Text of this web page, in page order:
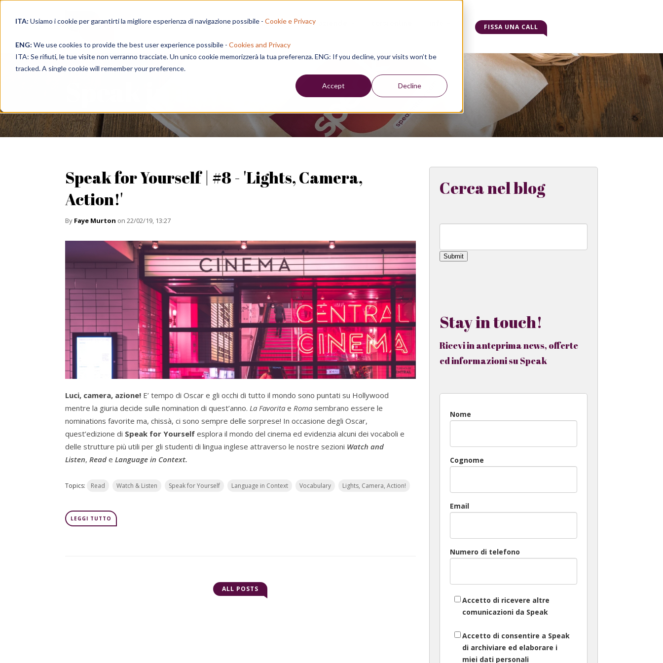
ITA: Usiamo i cookie per garantirti la migliore esperienza di navigazione possibile - Cookie e Privacy
ENG: We use cookies to provide the best user experience possibile - Cookies and Privacy
ITA: Se rifiuti, le tue visite non verranno tracciate. Un unico cookie memorizzerà la tua preferenza. ENG: If you decline, your visits won’t be
tracked. A single cookie will remember your preference.
Accept Decline
full immersion residenziali per aziende FISSA UNA CALL
Speak for Yourself | #8 - 'Lights, Camera,
Action!'
By Faye Murton on 22/02/19, 13:27
Luci, camera, azione! E’ tempo di Oscar e gli occhi di tutto il mondo sono puntati su Hollywood
mentre la giuria decide sulle nomination di quest’anno. La Favorita e Roma sembrano essere le
nominations favorite ma, chissà, ci sono sempre delle sorprese! In occasione degli Oscar,
quest’edizione di Speak for Yourself esplora il mondo del cinema ed evidenzia alcuni dei vocaboli e
delle strutture più utili per gli studenti di lingua inglese attraverso le nostre sezioni Watch and
Listen, Read e Language in Context.
Topics: Read Watch & Listen Speak for Yourself Language in Context Vocabulary Lights, Camera, Action!
LEGGI TUTTO
ALL POSTS
Cerca nel blog
Submit
Stay in touch!
Ricevi in anteprima news, offerte
ed informazioni su Speak
Nome
Cognome
Email
Numero di telefono
Accetto di ricevere altre
comunicazioni da Speak
Accetto di consentire a Speak
di archiviare ed elaborare i
miei dati personali